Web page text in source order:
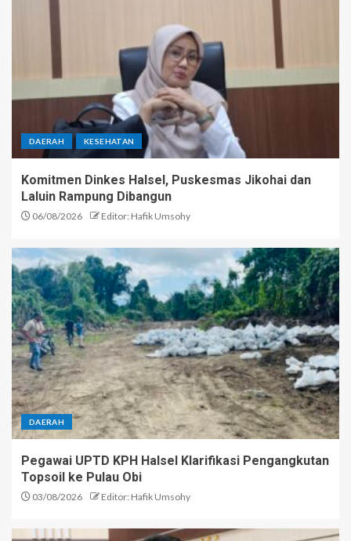
DAERAH KESEHATAN
Komitmen Dinkes Halsel, Puskesmas Jikohai dan
Laluin Rampung Dibangun
06/08/2026 Editor: Hafik Umsohy
DAERAH
Pegawai UPTD KPH Halsel Klarifikasi Pengangkutan
Topsoil ke Pulau Obi
03/08/2026 Editor: Hafik Umsohy